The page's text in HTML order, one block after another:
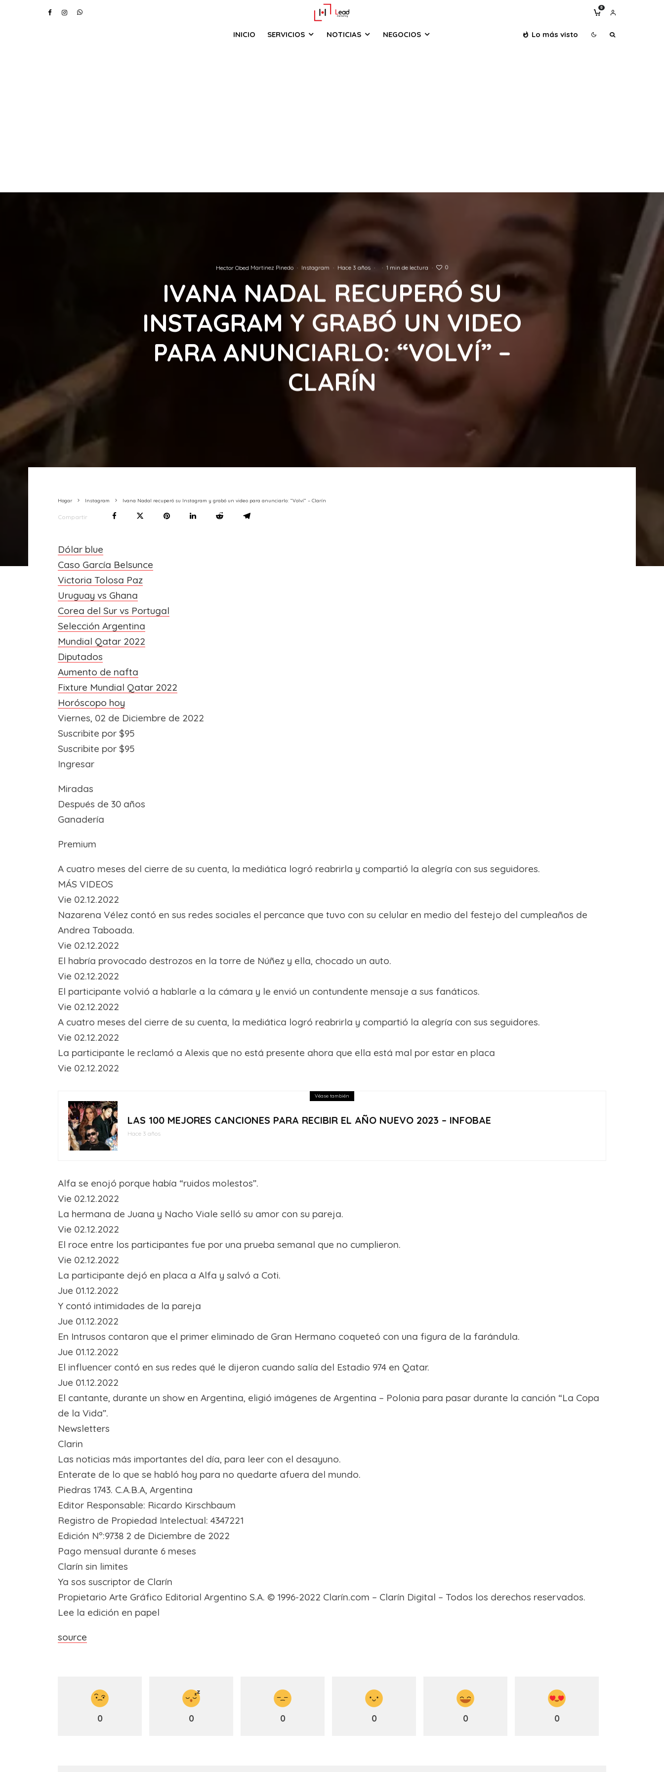
0
INICIO SERVICIOS NOTICIAS NEGOCIOS Lo más visto
Hector Obed Martinez Pinedo · Instagram · Hace 3 años · · 1 min de lectura · 0
IVANA NADAL RECUPERÓ SU
INSTAGRAM Y GRABÓ UN VIDEO
PARA ANUNCIARLO: “VOLVÍ” –
CLARÍN
Hogar Instagram Ivana Nadal recuperó su Instagram y grabó un video para anunciarlo: “Volví” – Clarín
Compartir
Dólar blue
Caso García Belsunce
Victoria Tolosa Paz
Uruguay vs Ghana
Corea del Sur vs Portugal
Selección Argentina
Mundial Qatar 2022
Diputados
Aumento de nafta
Fixture Mundial Qatar 2022
Horóscopo hoy
Viernes, 02 de Diciembre de 2022
Suscribite por $95
Suscribite por $95
Ingresar
Miradas
Después de 30 años
Ganadería
Premium
A cuatro meses del cierre de su cuenta, la mediática logró reabrirla y compartió la alegría con sus seguidores.
MÁS VIDEOS
Vie 02.12.2022
Nazarena Vélez contó en sus redes sociales el percance que tuvo con su celular en medio del festejo del cumpleaños de
Andrea Taboada.
Vie 02.12.2022
El habría provocado destrozos en la torre de Núñez y ella, chocado un auto.
Vie 02.12.2022
El participante volvió a hablarle a la cámara y le envió un contundente mensaje a sus fanáticos.
Vie 02.12.2022
A cuatro meses del cierre de su cuenta, la mediática logró reabrirla y compartió la alegría con sus seguidores.
Vie 02.12.2022
La participante le reclamó a Alexis que no está presente ahora que ella está mal por estar en placa
Vie 02.12.2022
Véase también
LAS 100 MEJORES CANCIONES PARA RECIBIR EL AÑO NUEVO 2023 – INFOBAE
Hace 3 años
Alfa se enojó porque había “ruidos molestos”.
Vie 02.12.2022
La hermana de Juana y Nacho Viale selló su amor con su pareja.
Vie 02.12.2022
El roce entre los participantes fue por una prueba semanal que no cumplieron.
Vie 02.12.2022
La participante dejó en placa a Alfa y salvó a Coti.
Jue 01.12.2022
Y contó intimidades de la pareja
Jue 01.12.2022
En Intrusos contaron que el primer eliminado de Gran Hermano coqueteó con una figura de la farándula.
Jue 01.12.2022
El influencer contó en sus redes qué le dijeron cuando salía del Estadio 974 en Qatar.
Jue 01.12.2022
El cantante, durante un show en Argentina, eligió imágenes de Argentina – Polonia para pasar durante la canción “La Copa
de la Vida”.
Newsletters
Clarin
Las noticias más importantes del día, para leer con el desayuno.
Enterate de lo que se habló hoy para no quedarte afuera del mundo.
Piedras 1743. C.A.B.A, Argentina
Editor Responsable: Ricardo Kirschbaum
Registro de Propiedad Intelectual: 4347221
Edición Nº:9738 2 de Diciembre de 2022
Pago mensual durante 6 meses
Clarín sin limites
Ya sos suscriptor de Clarín
Propietario Arte Gráfico Editorial Argentino S.A. © 1996-2022 Clarín.com – Clarín Digital – Todos los derechos reservados.
Lee la edición en papel
source
0 0 0 0 0 0